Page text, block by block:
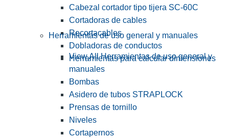
Cabezal cortador tipo tijera SC-60C
Cortadoras de cables
Recortacables
Dobladoras de conductos
Herramientas para calcular dimensiones
Herramientas de uso general y manuales
View All Herramientas de uso general y
manuales
Bombas
Asidero de tubos STRAPLOCK
Prensas de tornillo
Niveles
Cortapernos